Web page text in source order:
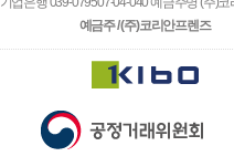
예금주 / (주)코리안프렌즈